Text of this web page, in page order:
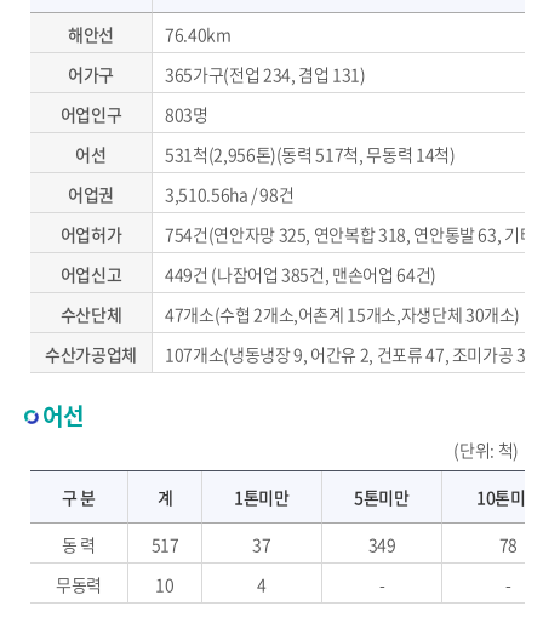
해안선
76.40km
어가구
365가구(전업 234, 겸업 131)
어업인구
803명
어선
531척(2,956톤)(동력 517척, 무동력 14척)
어업권
3,510.56ha / 98건
어업허가
754건(연안자망 325, 연안복합 318, 연안통발 63, 기타
어업신고
449건 (나잠어업 385건, 맨손어업 64건)
수산단체
47개소(수협 2개소,어촌계 15개소,자생단체 30개소)
수산가공업체
107개소(냉동냉장 9, 어간유 2, 건포류 47, 조미가공
어선
(단위: 척)
구 분 계 1톤미만 5톤미만
10톤미만
동 력
517 37 349
78
무동력
10 4 - -